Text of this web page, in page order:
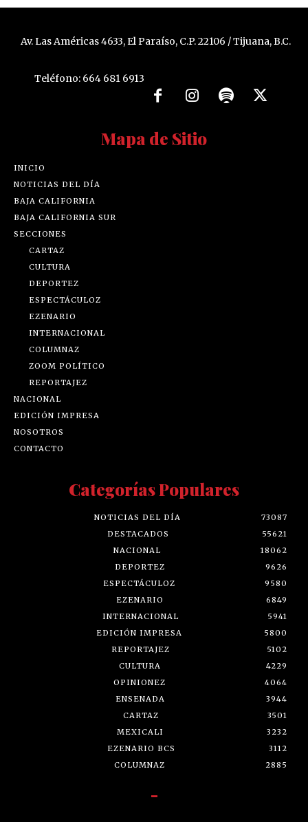
Av. Las Américas 4633, El Paraíso, C.P. 22106 / Tijuana, B.C.
Teléfono: 664 681 6913
Mapa de Sitio
INICIO
NOTICIAS DEL DÍA
BAJA CALIFORNIA
BAJA CALIFORNIA SUR
SECCIONES
CARTAZ
CULTURA
DEPORTEZ
ESPECTÁCULOZ
EZENARIO
INTERNACIONAL
COLUMNAZ
ZOOM POLÍTICO
REPORTAJEZ
NACIONAL
EDICIÓN IMPRESA
NOSOTROS
CONTACTO
Categorías Populares
NOTICIAS DEL DÍA
73087
DESTACADOS
55621
NACIONAL
18062
DEPORTEZ
9626
ESPECTÁCULOZ
9580
EZENARIO
6849
INTERNACIONAL
5941
EDICIÓN IMPRESA
5800
REPORTAJEZ
5102
CULTURA
4229
OPINIONEZ
4064
ENSENADA
3944
CARTAZ
3501
MEXICALI
3232
EZENARIO BCS
3112
COLUMNAZ
2885
-